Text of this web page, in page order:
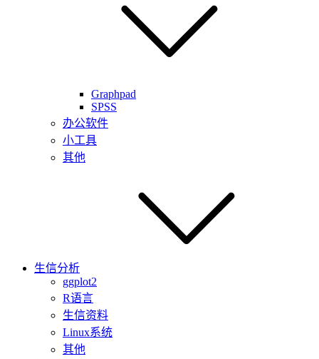
Graphpad
SPSS
办公软件
小工具
其他
生信分析
ggplot2
R语言
生信资料
Linux系统
其他